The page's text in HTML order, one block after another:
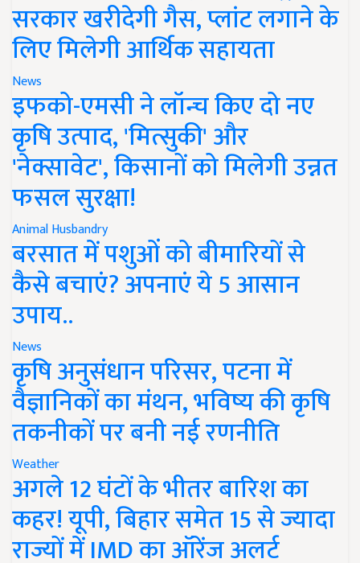
सरकार खरीदेगी गैस, प्लांट लगाने के
लिए मिलेगी आर्थिक सहायता
News
इफको-एमसी ने लॉन्च किए दो नए
कृषि उत्पाद, 'मित्सुकी' और
'नेक्सावेट', किसानों को मिलेगी उन्नत
फसल सुरक्षा!
Animal Husbandry
बरसात में पशुओं को बीमारियों से
कैसे बचाएं? अपनाएं ये 5 आसान
उपाय..
News
कृषि अनुसंधान परिसर, पटना में
वैज्ञानिकों का मंथन, भविष्य की कृषि
तकनीकों पर बनी नई रणनीति
Weather
अगले 12 घंटों के भीतर बारिश का
कहर! यूपी, बिहार समेत 15 से ज्यादा
राज्यों में IMD का ऑरेंज अलर्ट